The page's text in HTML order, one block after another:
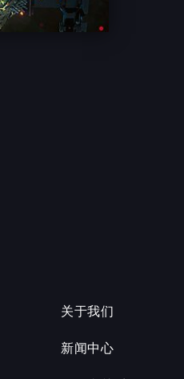
关于我们
新闻中心